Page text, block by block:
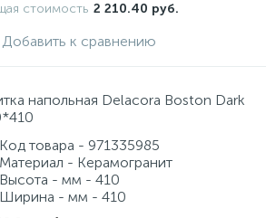
стоимость 2 210.40 руб.
Добавить к сравнению
напольная Delacora Boston Dark
Код товара - 971335985
Материал - Керамогранит
Высота - мм - 410
Ширина - мм - 410